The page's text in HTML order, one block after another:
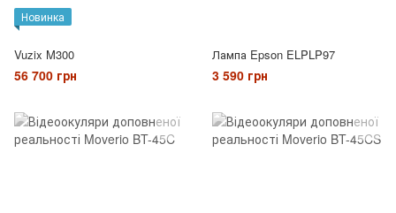
Новинка
Vuzix M300
56 700 грн
Лампа Epson ELPLP97
3 590 грн